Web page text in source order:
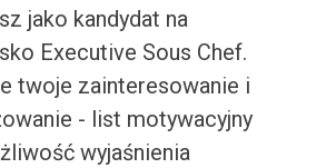
jako kandydat na
Executive Sous Chef.
twoje zainteresowanie i
- list motywacyjny
wyjaśnienia